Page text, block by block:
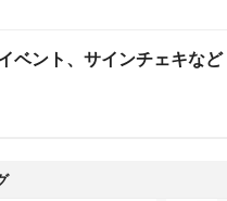
ベント、サインチェキなど